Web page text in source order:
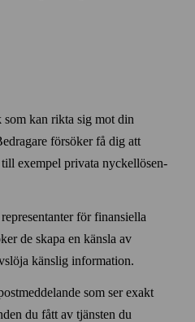
som kan rikta sig mot din
försöker få dig att
exempel privata nyckel­lösen­
för finansiella
de skapa en känsla av
känslig information.
som ser exakt
du fått av tjänsten du